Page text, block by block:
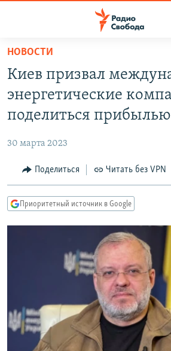
упрощенного
доступа
основному
Вернутся
Вернутся
ПОДКАСТЫ
АВТОРСКИЕ ПРОЕКТЫ
МНЕНИЯ
КУЛЬТУРА
КАВКАЗ.РЕАЛИИ
СИБИРЬ.РЕАЛИИ
РАСПИСАНИЕ ВЕЩАНИЯ
ПОДПИШИТЕСЬ НА РАССЫЛКУ
СОЦИАЛЬНЫЕ СЕТИ
НОВОСТИ
Киев призвал
энергетические
поделиться
30 марта 2023
Поделиться Читать без VPN
Приоритетный источник в Google